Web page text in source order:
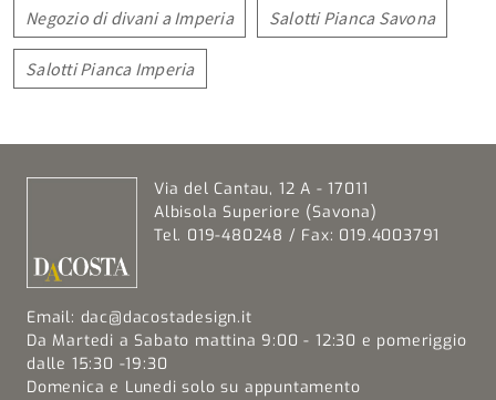
Negozio di divani a Imperia Salotti Pianca Savona
Salotti Pianca Imperia
Via del Cantau, 12 A - 17011
Albisola Superiore (Savona)
Tel. 019-480248 / Fax: 019.4003791
Email: dac@dacostadesign.it
Da Martedi a Sabato mattina 9:00 - 12:30 e pomeriggio
dalle 15:30 -19:30
Domenica e Lunedi solo su appuntamento